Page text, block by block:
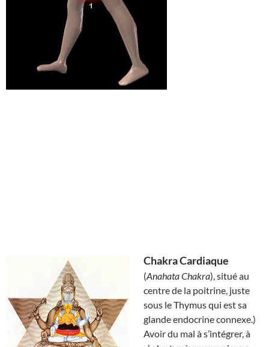
Chakra Cardiaque
(Anahata Chakra), situé au
centre de la poitrine, juste
sous le Thymus qui est sa
glande endocrine connexe.)
Avoir du mal à s’intégrer, à